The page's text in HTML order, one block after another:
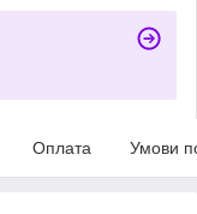
Оплата Умови